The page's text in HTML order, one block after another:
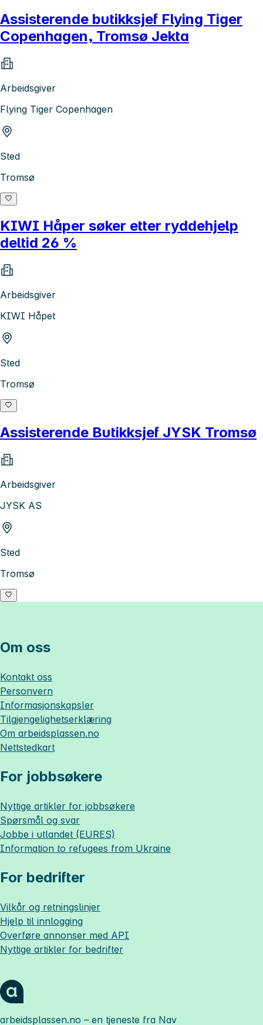
Assisterende butikksjef Flying Tiger
Copenhagen, Tromsø Jekta
Arbeidsgiver
Flying Tiger Copenhagen
Sted
Tromsø
KIWI Håper søker etter ryddehjelp
deltid 26 %
Arbeidsgiver
KIWI Håpet
Sted
Tromsø
Assisterende Butikksjef JYSK Tromsø
Arbeidsgiver
JYSK AS
Sted
Tromsø
Om oss
Kontakt oss
Personvern
Informasjonskapsler
Tilgjengelighetserklæring
Om arbeidsplassen.no
Nettstedkart
For jobbsøkere
Nyttige artikler for jobbsøkere
Spørsmål og svar
Jobbe i utlandet (EURES)
Information to refugees from Ukraine
For bedrifter
Vilkår og retningslinjer
Hjelp til innlogging
Overføre annonser med API
Nyttige artikler for bedrifter
arbeidsplassen.no – en tjeneste fra Nav